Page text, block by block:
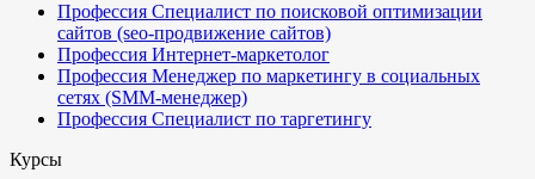
Профессия Специалист по поисковой оптимизации
сайтов (seo-продвижение сайтов)
Профессия Интернет-маркетолог
Профессия Менеджер по маркетингу в социальных
сетях (SMM-менеджер)
Профессия Специалист по таргетингу
Курсы